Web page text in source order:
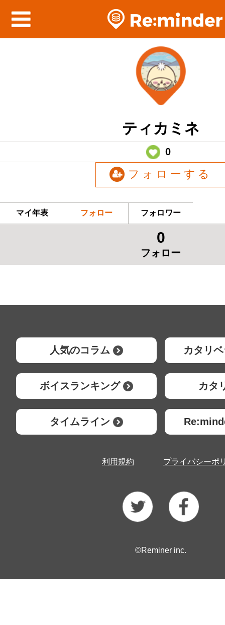
ティカミネ
0
フォローする
マイ年表 フォロー フォロワー
0
フォロー
人気のコラム カタリ
ボイスランキング カタ
タイムライン
利用規約 プライバシーポ
©Reminer inc.